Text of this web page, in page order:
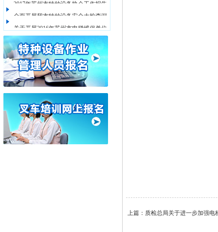
2017年苏州市特种设备协会工作报告
全面开展我市特种设备安全大检查深
化隐患 大整治专项行动方案
关于开展2016年苏州市电梯维保单位
星级评定的通知
上篇： 质检总局关于进一步加强电